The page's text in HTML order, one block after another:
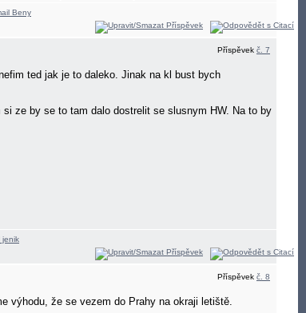
Příspěvek č. 7
ted jak je to daleko. Jinak na kl bust bych
ze by se to tam dalo dostrelit se slusnym HW. Na to by
Příspěvek č. 8
výhodu, že se vezem do Prahy na okraji letiště.